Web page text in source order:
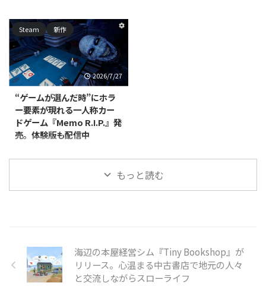
「Wicked Nuns」の目を逃れて生
存を目指します。死は単なるゲー
ムオーバーではなく、 ...
するPC（Steam）向けカジュア
ルミニゴルフ戦略ゲーム『Miney
Golf』が、2026年7月15日にリリ
ースされました。対応プラットフ
ォームはWindows/Mac/Linux
で、価格は800円です。 本作は、
コースの至る所に地雷を仕掛けて
パッティングを繰り広げるミニゴ
ルフです。物理演算に基づいたボ
ールの動きを利用しつつ、地雷を
使って地形を破壊したり対戦相手
めていきます。最大8人でのオン
ラインマルチプレイに対応してお
り、カメラと人形を使ってどちら
なのかを見分けなければなりませ
Steam 新作
2026/7/27
“ゲームが選んだ時”にホラ
ー要素が現れる一人称カー
ドゲーム『Memo R.I.P.』発
売。体験版も配信中
するPC（Steam）向けアクショ
ンゲーム『Memo R.I.P.』が、
点で楽しむカードゲームです。1
人から4人でのプレイに対応し、
リアルタイム音声チャットを使い
ながら対戦を進めていきます。
もっと読む
海辺の本屋経営シム『Tiny Bookshop』が
リリース。心温まる中古書店で地元の人々
と交流しながらスローライフ